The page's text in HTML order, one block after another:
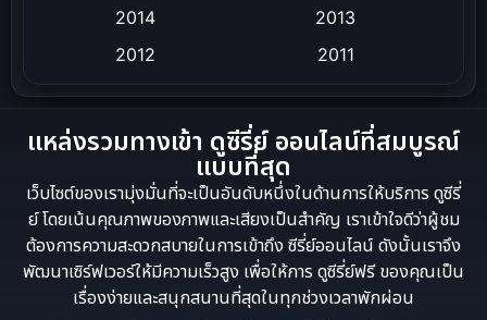
Romance โรแมนติก Sci-Fi วิทยาศาสตร์
Supernatural เหนือธรรมชาติ
survival เอาตัวรอด Thriller ระทึกขวัญ
Uncategorized War สงคราม
ซีรี่ย์จีนซับไทย ซีรีย์จีนพากย์ไทย
2014
2013
2012
2011
แหล่งรวมทางเข้า ดูซีรี่ย์ ออนไลน์ที่สมบูรณ์
แบบที่สุด
เว็บไซต์ของเรามุ่งมั่นที่จะเป็นอันดับหนึ่งในด้านการให้บริการ ดูซีรี่
ย์ โดยเน้นคุณภาพของภาพและเสียงเป็นสำคัญ เราเข้าใจดีว่าผู้ชม
ต้องการความสะดวกสบายในการเข้าถึง ซีรี่ย์ออนไลน์ ดังนั้นเราจึง
พัฒนาเซิร์ฟเวอร์ให้มีความเร็วสูง เพื่อให้การ ดูซีรี่ย์ฟรี ของคุณเป็น
เรื่องง่ายและสนุกสนานที่สุดในทุกช่วงเวลาพักผ่อน